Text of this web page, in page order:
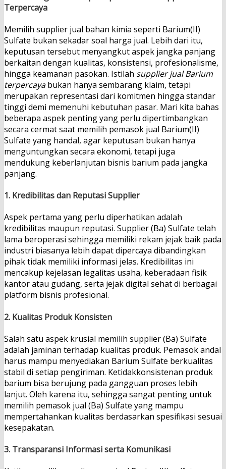
Terpercaya
Memilih supplier jual bahan kimia seperti Barium(II)
Sulfate bukan sekadar soal harga jual. Lebih dari itu,
keputusan tersebut menyangkut aspek jangka panjang
berkaitan dengan kualitas, konsistensi, profesionalisme,
hingga keamanan pasokan. Istilah supplier jual Barium
terpercayabukan hanya sembarang klaim, tetapi
merupakan representasi dari komitmen hingga standar
tinggi demi memenuhi kebutuhan pasar. Mari kita bahas
beberapa aspek penting yang perlu dipertimbangkan
secara cermat saat memilih pemasok jual Barium(II)
Sulfate yang handal, agar keputusan bukan hanya
menguntungkan secara ekonomi, tetapi juga
mendukung keberlanjutan bisnis barium pada jangka
panjang.
1. Kredibilitas dan Reputasi Supplier
Aspek pertama yang perlu diperhatikan adalah
kredibilitas maupun reputasi. Supplier (Ba) Sulfate telah
lama beroperasi sehingga memiliki rekam jejak baik pada
industri biasanya lebih dapat dipercaya dibandingkan
pihak tidak memiliki informasi jelas. Kredibilitas ini
mencakup kejelasan legalitas usaha, keberadaan fisik
kantor atau gudang, serta jejak digital sehat di berbagai
platform bisnis profesional.
2. Kualitas Produk Konsisten
Salah satu aspek krusial memilih supplier (Ba) Sulfate
adalah jaminan terhadap kualitas produk. Pemasok andal
harus mampu menyediakan Barium Sulfate berkualitas
stabil di setiap pengiriman. Ketidakkonsistenan produk
barium bisa berujung pada gangguan proses lebih
lanjut. Oleh karena itu, sehingga sangat penting untuk
memilih pemasok jual (Ba) Sulfate yang mampu
mempertahankan kualitas berdasarkan spesifikasi sesuai
kesepakatan.
3. Transparansi Informasi serta Komunikasi